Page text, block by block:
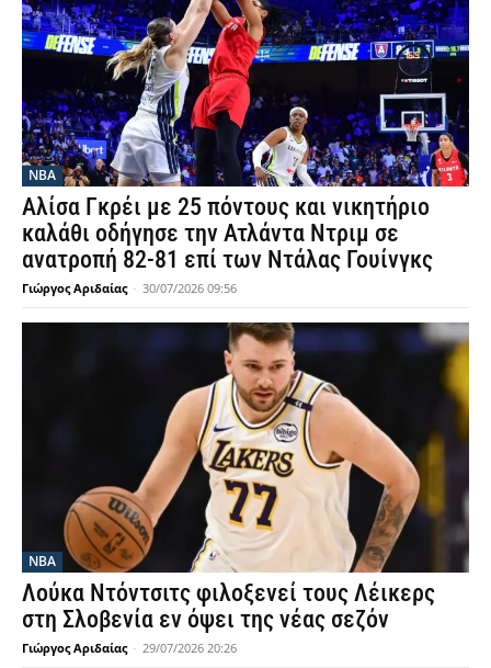
NBA
Αλίσα Γκρέι με 25 πόντους και νικητήριο
καλάθι οδήγησε την Ατλάντα Ντριμ σε
ανατροπή 82-81 επί των Ντάλας Γουίνγκς
Γιώργος Αριδαίας - 30/07/2026 09:56
NBA
Λούκα Ντόντσιτς φιλοξενεί τους Λέικερς
στη Σλοβενία εν όψει της νέας σεζόν
Γιώργος Αριδαίας - 29/07/2026 20:26